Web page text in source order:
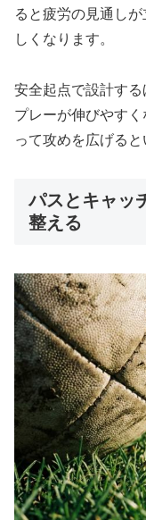
ると疲労の見通し
しくなります。
安全起点で設計す
プレーが伸びやす
って攻めを広げると
パスとキャッ
整える